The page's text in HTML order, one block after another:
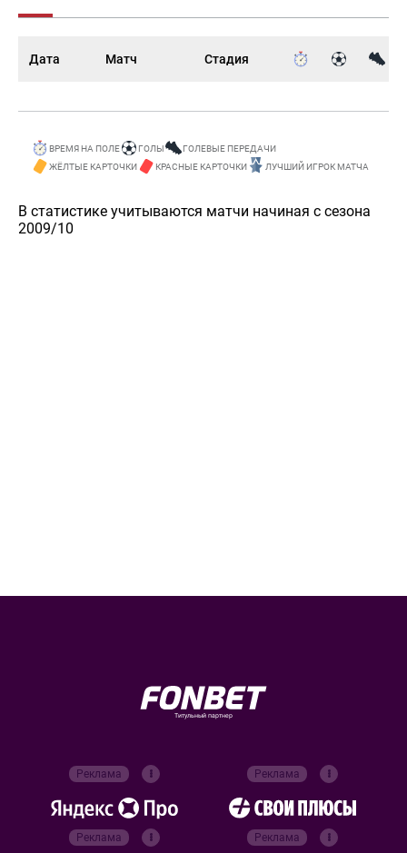
Дата Матч Стадия
ВРЕМЯ НА ПОЛЕ ГОЛЫ
ГОЛЕВЫЕ ПЕРЕДАЧИ
ЖЁЛТЫЕ КАРТОЧКИ
КРАСНЫЕ КАРТОЧКИ ЛУЧШИЙ ИГРОК МАТЧА
В статистике учитываются матчи начиная с сезона
2009/10
Титульный партнер
Реклама Реклама
Реклама Реклама